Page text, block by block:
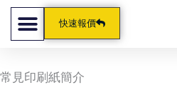
跳
要
快速報價
常見印刷紙簡介